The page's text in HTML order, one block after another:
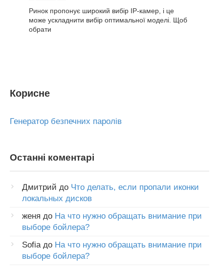
Ринок пропонує широкий вибір IP-камер, і це
може ускладнити вибір оптимальної моделі. Щоб
обрати
Корисне
Генератор безпечних паролів
Останні коментарі
Дмитрий до Что делать, если пропали иконки
локальных дисков
женя до На что нужно обращать внимание при
выборе бойлера?
Sofia до На что нужно обращать внимание при
выборе бойлера?